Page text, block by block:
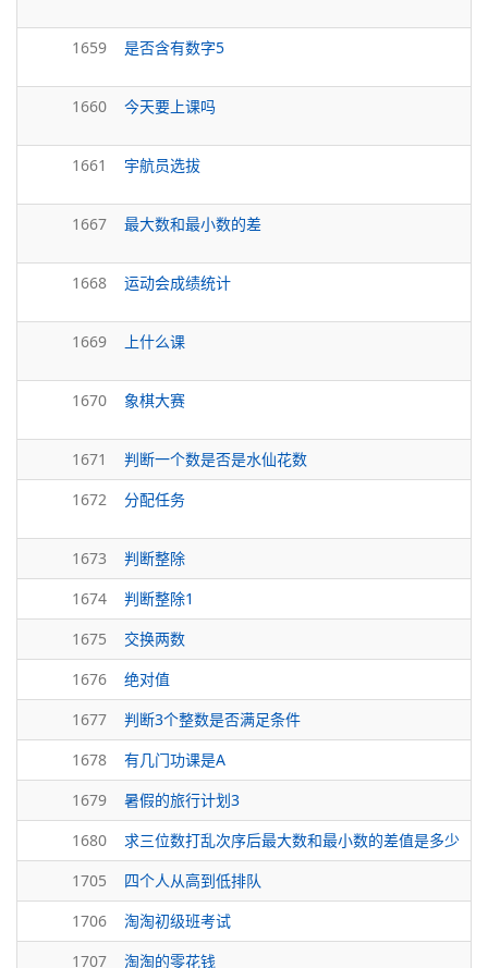
1659 是否含有数字5
1660 今天要上课吗
1661 宇航员选拔
1667 最大数和最小数的差
1668 运动会成绩统计
1669 上什么课
1670 象棋大赛
1671
判断一个数是否是水仙花数
1672
分配任务
1673
判断整除
1674
判断整除1
1675
交换两数
1676
绝对值
1677
判断3个整数是否满足条件
1678
有几门功课是A
1679
暑假的旅行计划3
1680
求三位数打乱次序后最大数和最小数的差值是多少
1705
四个人从高到低排队
1706
淘淘初级班考试
1707
淘淘的零花钱